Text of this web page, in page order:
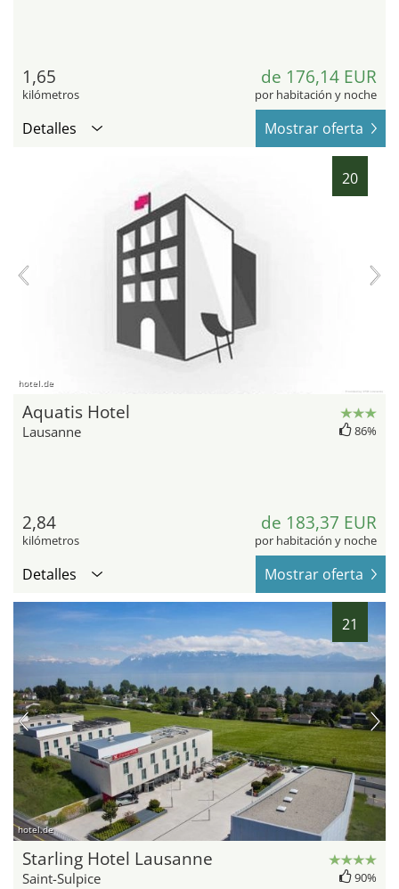
1,65
kilómetros
de 176,14 EUR
por habitación y noche
Detalles Mostrar oferta
20
hotel.de
Aquatis Hotel
Lausanne 86%
2,84
kilómetros
de 183,37 EUR
por habitación y noche
Detalles Mostrar oferta
21
hotel.de
Starling Hotel Lausanne
Saint-Sulpice 90%